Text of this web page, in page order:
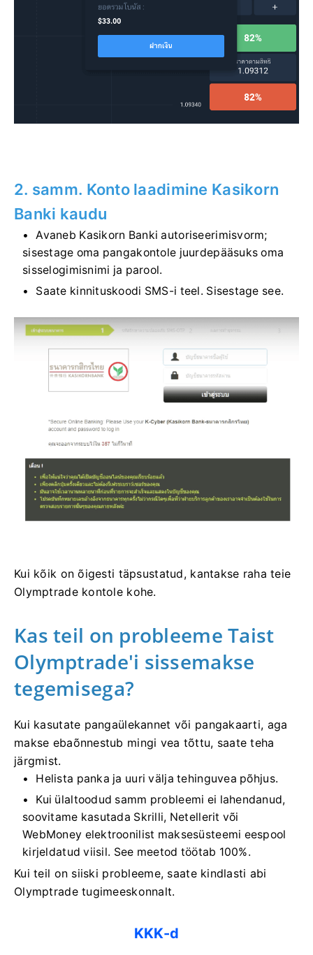
2. samm. Konto laadimine Kasikorn
Banki kaudu
Avaneb Kasikorn Banki autoriseerimisvorm;
sisestage oma pangakontole juurdepääsuks oma
sisselogimisnimi ja parool.
Saate kinnituskoodi SMS-i teel. Sisestage see.
Kui kõik on õigesti täpsustatud, kantakse raha teie
Olymptrade kontole kohe.
Kas teil on probleeme Taist
Olymptrade'i sissemakse
tegemisega?
Kui kasutate pangaülekannet või pangakaarti, aga
makse ebaõnnestub mingi vea tõttu, saate teha
järgmist.
Helista panka ja uuri välja tehinguvea põhjus.
Kui ülaltoodud samm probleemi ei lahendanud,
soovitame kasutada Skrilli, Netellerit või
WebMoney elektroonilist maksesüsteemi eespool
kirjeldatud viisil. See meetod töötab 100%.
Kui teil on siiski probleeme, saate kindlasti abi
Olymptrade tugimeeskonnalt.
KKK-d